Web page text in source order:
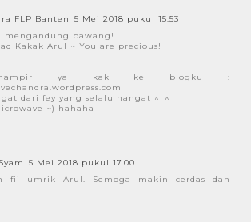
FLP Banten
5 Mei 2018 pukul 15.53
mengandung bawang!
Kakak Arul ~ You are precious!
mampir ya kak ke blogku :
dari fey yang selalu hangat ^_^
~) hahaha
5 Mei 2018 pukul 17.00
fii umrik Arul. Semoga makin cerdas dan